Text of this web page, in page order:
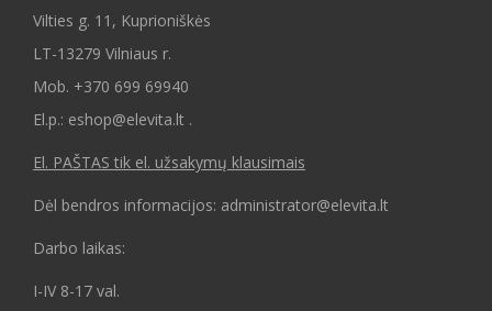
Vilties g. 11, Kuprioniškės
LT-13279 Vilniaus r.
Mob. +370 699 69940
El.p.: eshop@elevita.lt .
El. PAŠTAS tik el. užsakymų klausimais
Dėl bendros informacijos: administrator@elevita.lt
Darbo laikas:
I-IV 8-17 val.